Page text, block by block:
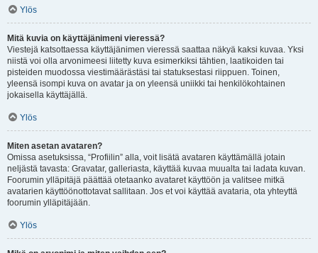
Ylös
Mitä kuvia on käyttäjänimeni vieressä?
Viestejä katsottaessa käyttäjänimen vieressä saattaa näkyä kaksi kuvaa. Yksi
niistä voi olla arvonimeesi liitetty kuva esimerkiksi tähtien, laatikoiden tai
pisteiden muodossa viestimäärästäsi tai statuksestasi riippuen. Toinen,
yleensä isompi kuva on avatar ja on yleensä uniikki tai henkilökohtainen
jokaisella käyttäjällä.
Ylös
Miten asetan avataren?
Omissa asetuksissa, “Profiilin” alla, voit lisätä avataren käyttämällä jotain
neljästä tavasta: Gravatar, galleriasta, käyttää kuvaa muualta tai ladata kuvan.
Foorumin ylläpitäjä päättää otetaanko avataret käyttöön ja valitsee mitkä
avatarien käyttöönottotavat sallitaan. Jos et voi käyttää avataria, ota yhteyttä
foorumin ylläpitäjään.
Ylös